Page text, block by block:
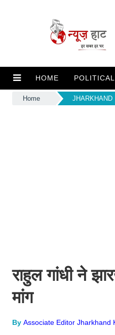
HOME
Home JHARKHAND
राहुल गांधी ने
मांग
By Associate Editor Jharkhand